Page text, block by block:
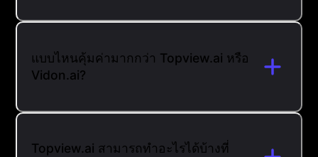
แบบไหนคุ้มค่ามากกว่า Topview.ai หรือ
Vidon.ai?
Topview.ai สามารถทำอะไรได้บ้างที่